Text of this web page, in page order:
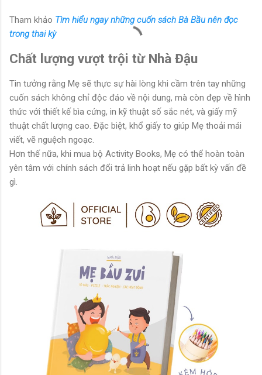
Tham khảo Tìm hiểu ngay những cuốn sách Bà Bầu nên đọc
trong thai kỳ
Chất lượng vượt trội từ Nhà Đậu
Tin tưởng rằng Mẹ sẽ thực sự hài lòng khi cầm trên tay những
cuốn sách không chỉ độc đáo về nội dung, mà còn đẹp về hình
thức với thiết kế bìa cứng, in kỹ thuật số sắc nét, và giấy mỹ
thuật chất lượng cao. Đặc biệt, khổ giấy to giúp Mẹ thoải mái
viết, vẽ nguệch ngoạc.
Hơn thế nữa, khi mua bộ Activity Books, Mẹ có thể hoàn toàn
yên tâm với chính sách đổi trả linh hoạt nếu gặp bất kỳ vấn đề
gì.